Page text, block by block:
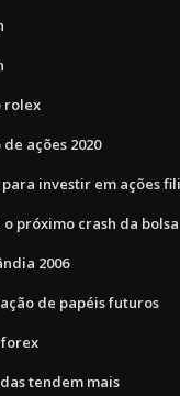
rolex
ações 2020
investir em ações
próximo crash da bolsa
2006
de papéis futuros
tendem mais